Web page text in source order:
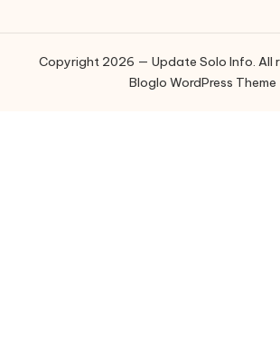
Copyright 2026 — Update Solo Info. All
Bloglo WordPress Theme